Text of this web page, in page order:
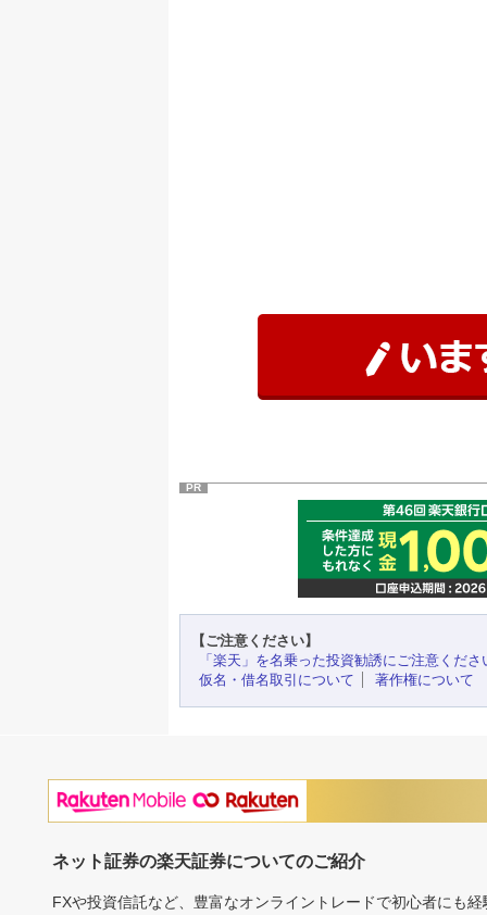
PR
【ご注意ください】
「楽天」を名乗った投資勧誘にご注意くださ
仮名・借名取引について
著作権について
ネット証券の楽天証券についてのご紹介
FXや投資信託など、豊富なオンライントレードで初心者にも